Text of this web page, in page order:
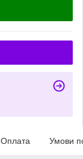
Оплата Умови